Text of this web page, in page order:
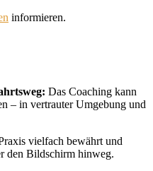
informieren.
Das Coaching kann
– in vertrauter Umgebung und
vielfach bewährt und
den Bildschirm hinweg.